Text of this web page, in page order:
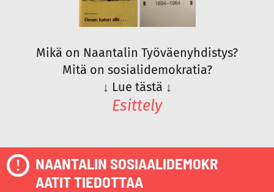
Mikä on Naantalin Työväenyhdistys?
Mitä on sosialidemokratia?
↓ Lue tästä ↓
Esittely
NAANTALIN SOSIAALIDEMOKR
AATIT TIEDOTTAA